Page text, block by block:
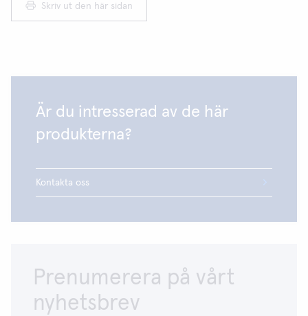
Skriv ut den här sidan
Är du intresserad av de här
produkterna?
Kontakta oss
Prenumerera på vårt
nyhetsbrev